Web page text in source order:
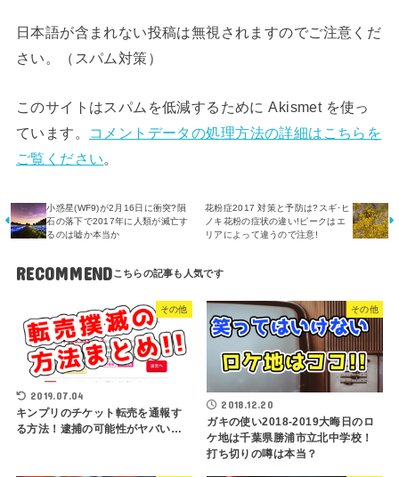
日本語が含まれない投稿は無視されますのでご注意くだ
さい。（スパム対策）
このサイトはスパムを低減するために Akismet を使っ
ています。
コメントデータの処理方法の詳細はこちらを
ご覧ください。
小惑星(WF9)が2月16日に衝突?隕
石の落下で2017年に人類が滅亡す
るのは嘘か本当か
花粉症2017 対策と予防は?スギ･ヒ
ノキ花粉の症状の違い!ピークはエ
リアによって違うので注意!
RECOMMEND
その他
2019.07.04
キンプリのチケット転売を通報す
る方法！逮捕の可能性がヤバい…
その他
2018.12.20
ガキの使い2018-2019大晦日のロ
ケ地は千葉県勝浦市立北中学校！
打ち切りの噂は本当？